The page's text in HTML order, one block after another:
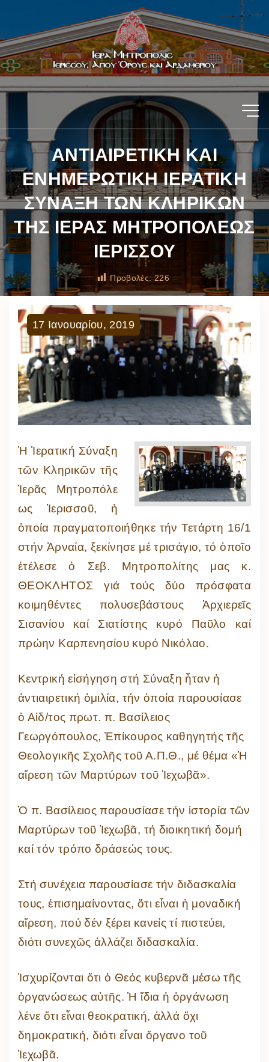
ΑΝΤΙΑΙΡΕΤΙΚΗ ΚΑΙ
ΕΝΗΜΕΡΩΤΙΚΗ ΙΕΡΑΤΙΚΗ
ΣΥΝΑΞΗ ΤΩΝ ΚΛΗΡΙΚΩΝ
ΤΗΣ ΙΕΡΑΣ ΜΗΤΡΟΠΟΛΕΩΣ
ΙΕΡΙΣΣΟΥ
Προβολές: 226
17 Ιανουαρίου, 2019
Ἡ Ἱερατική Σύναξη
τῶν Κληρικῶν τῆς
Ἱερᾶς Μητροπόλε
ως Ἱερισσοῦ, ἡ
ὁποία πραγματοποιήθηκε τήν Τετάρτη 16/1
στήν Ἀρναία, ξεκίνησε μέ τρισάγιο, τό ὁποῖο
ἐτέλεσε ὁ Σεβ. Μητροπολίτης μας κ.
ΘΕΟΚΛΗΤΟΣ γιά τούς δύο πρόσφατα
κοιμηθέντες πολυσεβάστους Ἀρχιερεῖς
Σισανίου καί Σιατίστης κυρό Παῦλο καί
πρώην Καρπενησίου κυρό Νικόλαο.
Κεντρική εἰσήγηση στή Σύναξη ἦταν ἡ
ἀντιαιρετική ὁμιλία, τήν ὁποία παρουσίασε
ὁ Αἰδ/τος πρωτ. π. Βασίλειος
Γεωργόπουλος, Ἐπίκουρος καθηγητής τῆς
Θεολογικῆς Σχολῆς τοῦ Α.Π.Θ., μέ θέμα «Ἡ
αἵρεση τῶν Μαρτύρων τοῦ Ἱεχωβᾶ».
Ὁ π. Βασίλειος παρουσίασε τήν ἱστορία τῶν
Μαρτύρων τοῦ Ἱεχωβᾶ, τή διοικητική δομή
καί τόν τρόπο δράσεώς τους.
Στή συνέχεια παρουσίασε τήν διδασκαλία
τους, ἐπισημαίνοντας, ὅτι εἶναι ἡ μοναδική
αἵρεση, πού δέν ξέρει κανείς τί πιστεύει,
διότι συνεχῶς ἀλλάζει διδασκαλία.
Ἰσχυρίζονται ὅτι ὁ Θεός κυβερνᾶ μέσω τῆς
ὀργανώσεως αὐτῆς. Ἡ ἴδια ἡ ὀργάνωση
λένε ὅτι εἶναι θεοκρατική, ἀλλά ὄχι
δημοκρατική, διότι εἶναι ὄργανο τοῦ
Ἱεχωβᾶ.